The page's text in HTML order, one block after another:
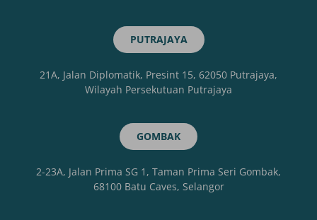
PUTRAJAYA
21A, Jalan Diplomatik, Presint 15, 62050 Putrajaya,
Wilayah Persekutuan Putrajaya
GOMBAK
2-23A, Jalan Prima SG 1, Taman Prima Seri Gombak,
68100 Batu Caves, Selangor